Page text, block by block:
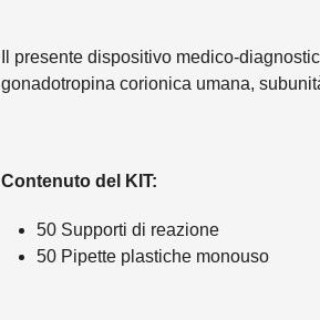
Il presente dispositivo medico-
gonadotropina corionica umana,
Contenuto del KIT:
50 Supporti di reazione
50 Pipette plastiche monouso